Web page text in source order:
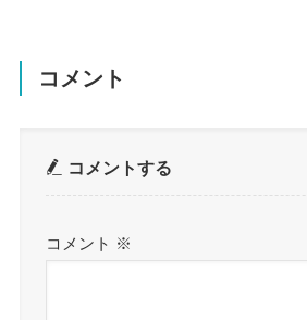
コメント
コメントする
コメント ※